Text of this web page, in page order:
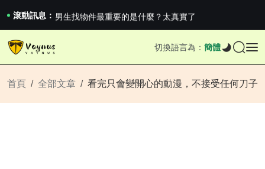
滾動訊息： 男生找物件最重要的是什麼？太真實了
2026澳網男單收官：全滿貫對上全滿亞，德約...
《巔峰守衛 Highguard》正式上線，官...
《巔峰守衛 Highguard》正式上線，官...
切換語言為： 簡體
首頁 全部文章 看完只會變開心的動漫，不接受任何刀子